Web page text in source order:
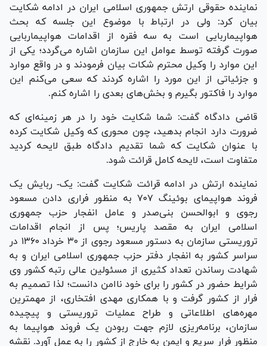
نماینده حقوقی ارتش جمهوری اسلامی ایران در ادامه شکایت
بیان کرد: ولی در ارتباط با موضوع این جلسه که بحث
هواپیماربایی است به سه فقره از اقدامات هواپیماربایی
صورت گرفته توسط عوامل این سازمان اشاره می‌گردد؛ یکی از
این موارد را وکیل محترم شکات بیان فرمودند و در واقع موارد
و جزئیاتی از این مورد را اشاره کردند که سعی می‌کنم این
موارد را فاکتور بگیرم و بخش‌های بعدی را اشاره کنم.
قاضی دادگاه گفت: شما شکایت خود را در هر زمینه‌ای که
ضرورت دارد انجام بدهید، چون محوری که وکیل شکایت کرده
با عنوان شکایت که شما تقدیم دادگاه طبق لایحه کردید
متفاوت است، لایحه کامل قرائت شود.
نماینده ارتش در ادامه قرائت شکایت گفت: یک- ربایش یک
فروند هواپیمای بوئینگ ۷۰۷ به منظور فراری دادن مسعود
رجوی و ابوالحسن بنی‌صدر و عامل انفجار حزب جمهوری
اسلامی ایران به مقصد پاریس؛ پس از انجام اقدامات
تروریستی سازمان به دستور مسعود رجوی از ۳۰ خرداد ۱۳۶۰ در
سراسر کشور به انفجار دفتر حزب جمهوری اسلامی ایران و به
شهادت رساندن تعداد کثیری از مسئولین عالی رتبه کشور وی
شرایط حضور در کشور را برای خود ناامن دانست؛ لذا تصمیم به
فرار از کشور گرفت و با همکاری مهدی افتخاری، از مهمترین
مهره‌های اطلاعاتی و طراح عملیات تروریستی و پیچیده
سازمان، برنامه‌ریزی لازم جهت ربودن یک فروند هواپیما به
منظور فرار سریع و ایمن به خارج از کشور را به عمل آورد. نقشه